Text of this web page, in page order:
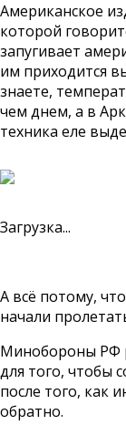
Американское
которой
запугивает
им приходится
знаете,
чем днем, а в
техника еле
Загрузка...
А всё потому,
начали
Минобороны РФ
для того, чтобы
после того, как
обратно.